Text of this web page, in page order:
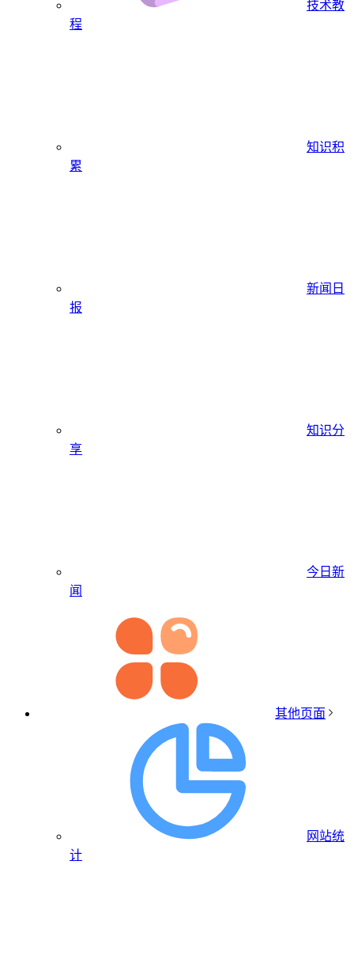
技术教
程
知识积
累
新闻日
报
知识分
享
今日新
闻
其他页面
网站统
计